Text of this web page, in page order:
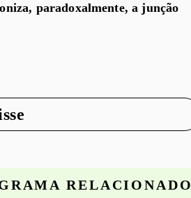
paradoxalmente, a junção
RELACIONADO